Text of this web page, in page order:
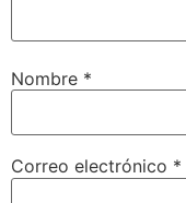
Nombre *
Correo electrónico *